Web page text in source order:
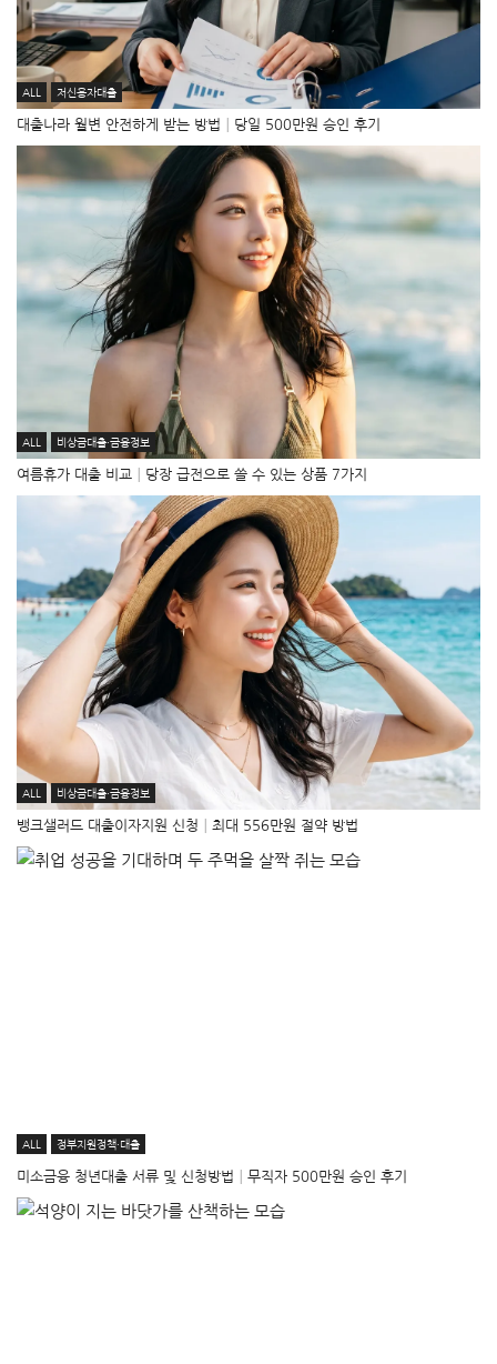
ALL 저신용자대출
대출나라 월변 안전하게 받는 방법│당일 500만원 승인 후기
ALL 비상금대출·금융정보
여름휴가 대출 비교│당장 급전으로 쓸 수 있는 상품 7가지
ALL 비상금대출·금융정보
뱅크샐러드 대출이자지원 신청│최대 556만원 절약 방법
ALL 정부지원정책·대출
미소금융 청년대출 서류 및 신청방법│무직자 500만원 승인 후기